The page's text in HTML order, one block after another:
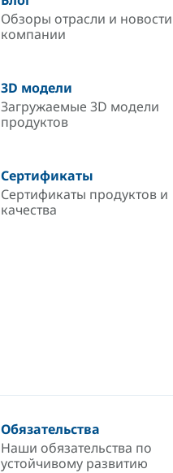
Обзоры отрасли и новости
компании
3D модели
Загружаемые 3D модели
продуктов
Сертификаты
Сертификаты продуктов и
качества
Обязательства
Наши обязательства по
устойчивому развитию